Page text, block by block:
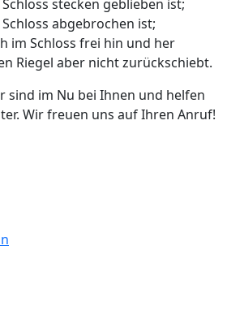
stecken geblieben ist;
abgebrochen ist;
im Schloss frei hin und her
Riegel aber nicht zurückschiebt.
sind im Nu bei Ihnen und helfen
Wir freuen uns auf Ihren Anruf!